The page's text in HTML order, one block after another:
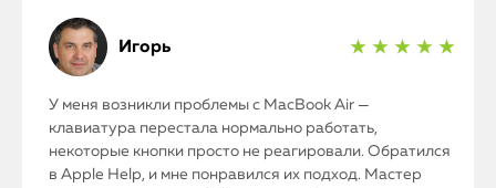
iPhone
MacBook
Watch
iPad
Игорь ★ ★ ★ ★ ★
У меня возникли проблемы с MacBook Air —
клавиатура перестала нормально работать,
некоторые кнопки просто не реагировали. Обратился
в Apple Help, и мне понравился их подход. Мастер